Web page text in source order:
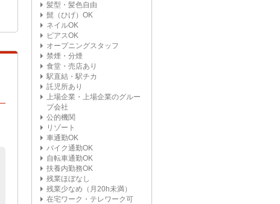
髪型・髪色自由
髭（ひげ）OK
ネイルOK
ピアスOK
オープニングスタッフ
禁煙・分煙
食堂・売店あり
駅直結・駅チカ
託児所あり
上場企業・上場企業のグルー
プ会社
公的機関
リゾート
車通勤OK
バイク通勤OK
自転車通勤OK
扶養内勤務OK
残業ほぼなし
残業少なめ（月20h未満）
在宅ワーク・テレワーク可